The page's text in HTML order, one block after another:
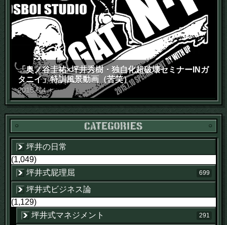
「奥ノ谷圭祐×坪井秀樹・独自化超破壊セミナーINガ
タニイ」特訓風景動画（苦笑）
2015.6.4 木
坪井の日常
(1,049)
坪井式屁理屈
699
坪井式ビジネス論
(1,129)
坪井式マネジメント
291